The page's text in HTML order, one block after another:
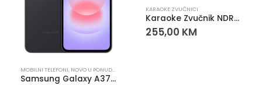
MOBILNI TELEFONI, NOVO U PONUDI
Samsung Galaxy A37 5G 8/128GB crni 6.7″ AMOLED 120Hz
KARAOKE ZVUČNICI
Karaoke Zvučnik NDR-1806 Bluetooth 40W
255,00 KM